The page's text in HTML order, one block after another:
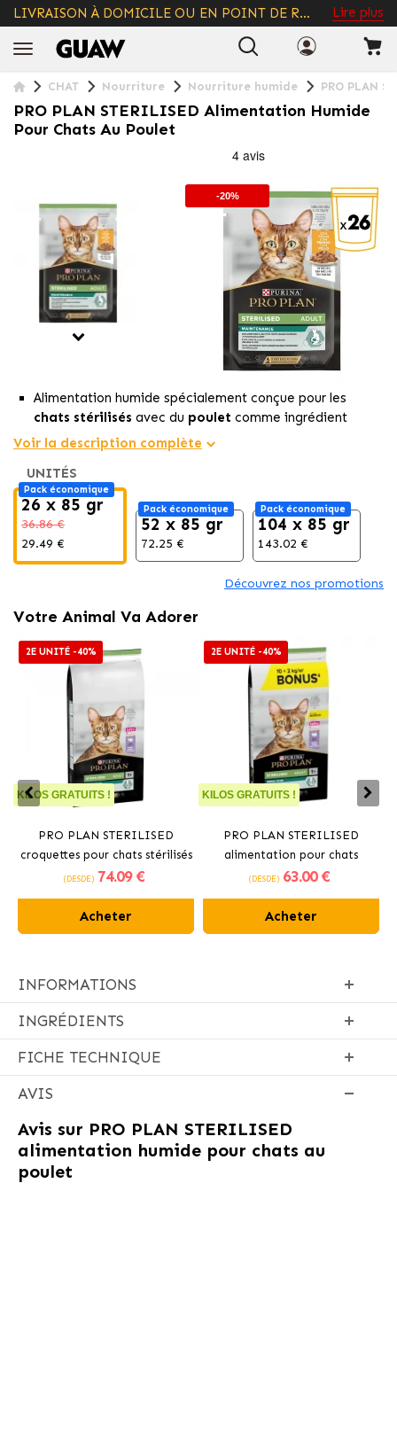
LIVRAISON GRATUITE À PARTIR DE 49€
CHAT Nourriture Nourriture humide PRO PLAN
PRO PLAN STERILISED Alimentation Humide
Pour Chats Au Poulet
-20%
Alimentation humide spécialement conçue pour les
chats stérilisés avec du poulet comme ingrédient
principal.
riche en protéines et faible en matières
grasses
animal.
Contribue à l'
hydratationdu chat grâce à la nature du
Voir la description complète
UNITÉS
Pack économique
26 x 85 gr
36.86 €
29.49 €
Pack économique
52 x 85 gr
72.25 €
Pack économique
104 x 85 gr
143.02 €
Découvrez nos promotions
Votre Animal Va Adorer
2E UNITÉ -40%
KILOS GRATUITS !
PRO PLAN STERILISED
croquettes pour chats stérilisés
au saumon
(DESDE) 74.09 €
Acheter
2E UNITÉ -40%
KILOS GRATUITS !
PRO PLAN STERILISED
alimentation pour chats
stérilisés à la dinde
(DESDE) 63.00 €
Acheter
INFORMATIONS
INGRÉDIENTS
FICHE TECHNIQUE
AVIS
Avis sur PRO PLAN STERILISED
alimentation humide pour chats au
poulet